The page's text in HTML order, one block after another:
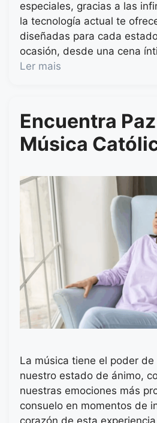
especiales, gracias a las
la tecnología actual te
diseñadas para cada
ocasión, desde una cena
Ler mais
Encuentra
Música
La música tiene el poder
nuestro estado de ánimo,
nuestras emociones más
consuelo en momentos de